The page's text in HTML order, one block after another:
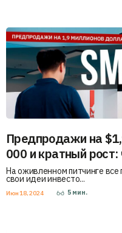
Предпродажи на
000 и кратный рост:
На оживленном питчинге
свои идеи инвесто...
Июн 18, 2024 5 мин.